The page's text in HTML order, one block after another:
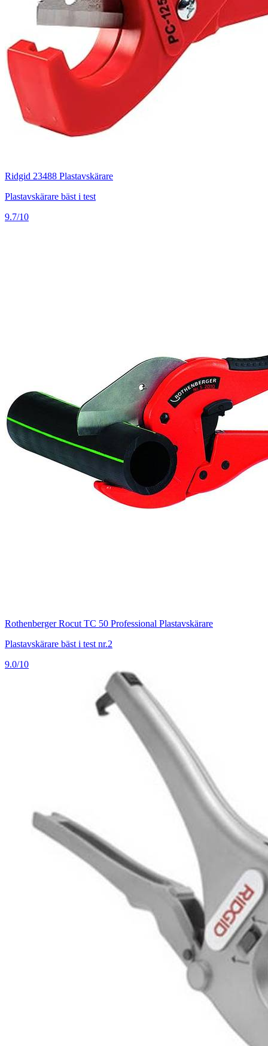
Ridgid 23488 Plastavskärare
Plastavskärare bäst i test
9.7/10
Rothenberger Rocut TC 50 Professional Plastavskärare
Plastavskärare bäst i test nr.2
9.0/10